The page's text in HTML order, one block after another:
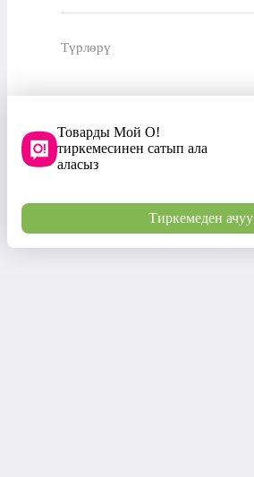
Түрлөрү
Товарды Мой О!
тиркемесинен сатып ала
аласыз
Тиркемеден ачуу